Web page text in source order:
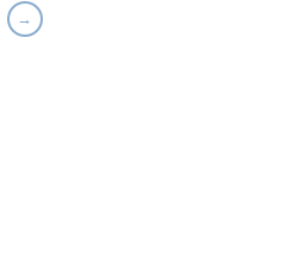
→